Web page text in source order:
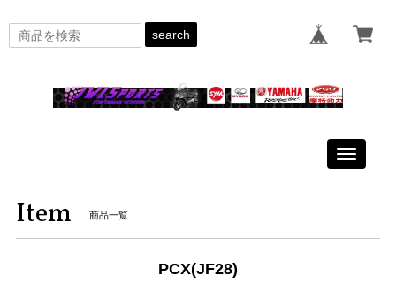
search
Toggle
Item 商品一覧
PCX(JF28)